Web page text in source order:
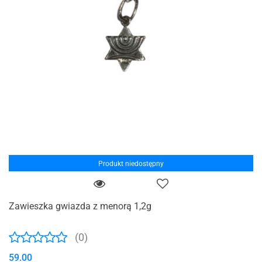
Produkt niedostępny
Zawieszka gwiazda z menorą 1,2g
(0)
59.00